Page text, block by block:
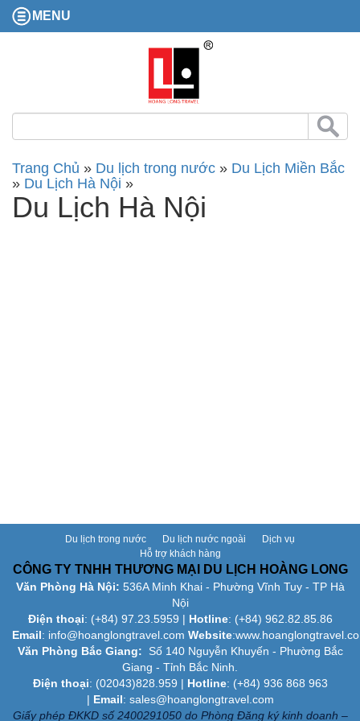
MENU
Trang Chủ » Du lịch trong nước » Du Lịch Miền Bắc
» Du Lịch Hà Nội »
Du Lịch Hà Nội
Du lịch trong nước Du lịch nước ngoài
Dịch vụ
Hỗ trợ khách hàng
CÔNG TY TNHH THƯƠNG MẠI DU LỊCH HOÀNG LONG
Văn Phòng Hà Nội: 536A Minh Khai - Phường Vĩnh Tuy - TP Hà
Nội
Điện thoại: (+84) 97.23.5959 | Hotline: (+84) 962.82.85.86
Email: info@hoanglongtravel.com Website:www.
Văn Phòng Bắc Giang: Số 140 Nguyễn Khuyến - Phường Bắc
Giang - Tỉnh Bắc Ninh.
Điện thoại: (02043)828.959 | Hotline: (+84) 936 868 963
| Email: sales@hoanglongtravel.com
Giấy phép ĐKKD số 2400291050 do Phòng Đăng ký kinh doanh –